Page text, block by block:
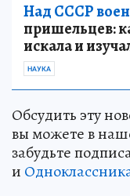
Над СССР
пришельцев:
искала и
НАУКА
Обсудить эту
вы можете в
забудьте
и